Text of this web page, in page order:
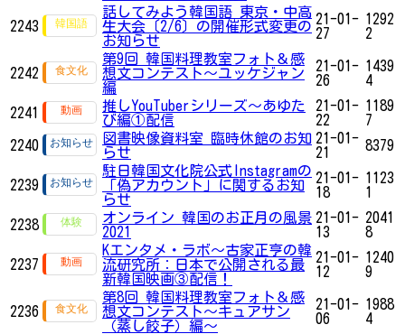
2243
話してみよう韓国語 東京・中高
生大会〔2/6〕の開催形式変更の
お知らせ
21-01-
27
1292
2
2242
第9回 韓国料理教室フォト＆感
想文コンテスト～ユッケジャン
編
21-01-
26
1439
4
2241
推しYouTuberシリーズ〜あゆた
び編①配信
21-01-
22
1189
7
2240
図書映像資料室 臨時休館のお知
らせ
21-01-
21
8379
2239
駐日韓国文化院公式Instagramの
「偽アカウント」に関するお知
らせ
21-01-
18
1123
1
2238
オンライン 韓国のお正月の風景
2021
21-01-
13
2041
8
2237
Kエンタメ・ラボ～古家正亨の韓
流研究所：日本で公開される最
新韓国映画③配信！
21-01-
12
1240
9
2236
第8回 韓国料理教室フォト＆感
想文コンテスト～キュアサン
（蒸し餃子）編～
21-01-
06
1988
4